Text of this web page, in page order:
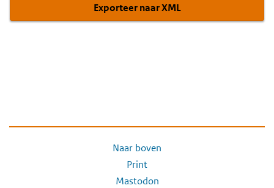
Exporteer naar XML
Naar boven
Print
Mastodon